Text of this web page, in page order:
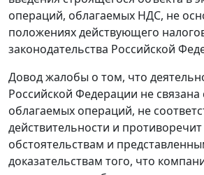
операций, облагаемых НДС, не
положениях действующего
законодательства Российской
Довод жалобы о том, что
Российской Федерации не
облагаемых операций, не
действительности и
обстоятельствам и
доказательствам того, что